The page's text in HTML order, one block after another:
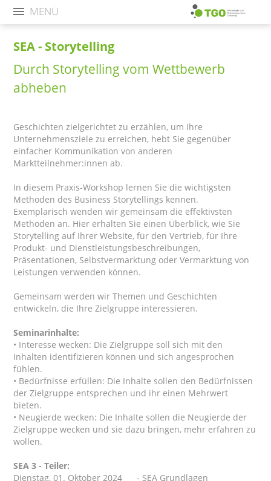
MENÜ
SEA - Storytelling
Durch Storytelling vom Wettbewerb
abheben
Geschichten zielgerichtet zu erzählen, um Ihre
Unternehmensziele zu erreichen, hebt Sie gegenüber
einfacher Kommunikation von anderen
Marktteilnehmer:innen ab.
In diesem Praxis-Workshop lernen Sie die wichtigsten
Methoden des Business Storytellings kennen.
Exemplarisch wenden wir gemeinsam die effektivsten
Methoden an. Hier erhalten Sie einen Überblick, wie Sie
Storytelling auf Ihrer Website, für den Vertrieb, für Ihre
Produkt- und Dienstleistungsbeschreibungen,
Präsentationen, Selbstvermarktung oder Vermarktung von
Leistungen verwenden können.
Gemeinsam werden wir Themen und Geschichten
entwickeln, die Ihre Zielgruppe interessieren.
Seminarinhalte:
• Interesse wecken: Die Zielgruppe soll sich mit den
Inhalten identifizieren können und sich angesprochen
fühlen.
• Bedürfnisse erfüllen: Die Inhalte sollen den Bedürfnissen
der Zielgruppe entsprechen und ihr einen Mehrwert
bieten.
• Neugierde wecken: Die Inhalte sollen die Neugierde der
Zielgruppe wecken und sie dazu bringen, mehr erfahren zu
wollen.
SEA 3 - Teiler:
Dienstag, 01. Oktober 2024 - SEA Grundlagen